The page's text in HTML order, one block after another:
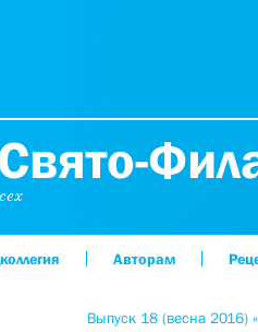
Авторам
Выпуск 18 (весна 2016) »